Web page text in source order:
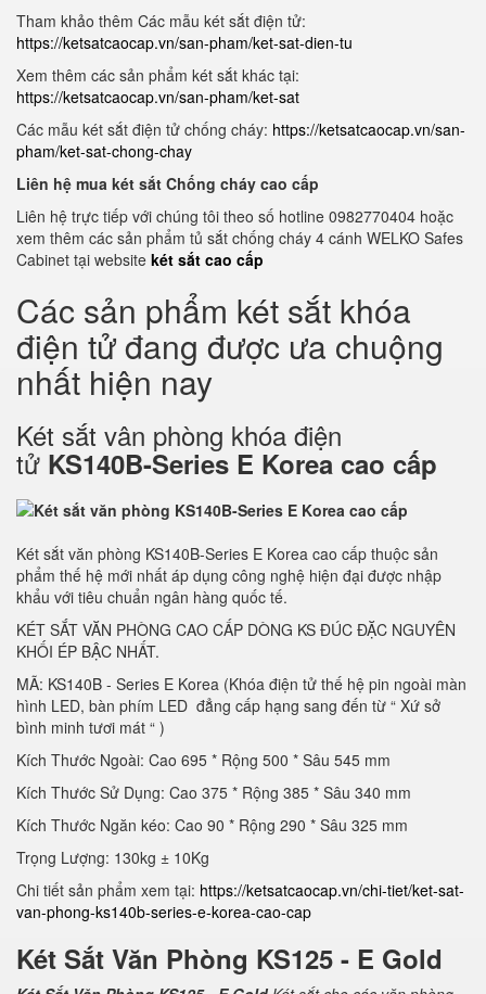
Tham khảo thêm Các mẫu két sắt điện tử:
https://ketsatcaocap.vn/san-pham/ket-sat-dien-tu
Xem thêm các sản phẩm két sắt khác tại:
https://ketsatcaocap.vn/san-pham/ket-sat
Các mẫu két sắt điện tử chống cháy: https://ketsatcaocap.vn/san-
pham/ket-sat-chong-chay
Liên hệ mua két sắt Chống cháy cao cấp
Liên hệ trực tiếp với chúng tôi theo số hotline 0982770404 hoặc
xem thêm các sản phẩm tủ sắt chống cháy 4 cánh WELKO Safes
Cabinet tại website két sắt cao cấp
Các sản phẩm két sắt khóa
điện tử đang được ưa chuộng
nhất hiện nay
Két sắt vân phòng khóa điện
tử KS140B-Series E Korea cao cấp
Két sắt văn phòng KS140B-Series E Korea cao cấp thuộc sản
phẩm thế hệ mới nhất áp dụng công nghệ hiện đại được nhập
khẩu với tiêu chuẩn ngân hàng quốc tế.
KÉT SẮT VĂN PHÒNG CAO CẤP DÒNG KS ĐÚC ĐẶC NGUYÊN
KHỐI ÉP BẬC NHẤT.
MÃ: KS140B - Series E Korea (Khóa điện tử thế hệ pin ngoài màn
hình LED, bàn phím LED đẳng cấp hạng sang đến từ “ Xứ sở
bình minh tươi mát “ )
Kích Thước Ngoài: Cao 695 * Rộng 500 * Sâu 545 mm
Kích Thước Sử Dụng: Cao 375 * Rộng 385 * Sâu 340 mm
Kích Thước Ngăn kéo: Cao 90 * Rộng 290 * Sâu 325 mm
Trọng Lượng: 130kg ± 10Kg
Chi tiết sản phẩm xem tại: https://ketsatcaocap.vn/chi-tiet/ket-sat-
van-phong-ks140b-series-e-korea-cao-cap
Két Sắt Văn Phòng KS125 - E Gold